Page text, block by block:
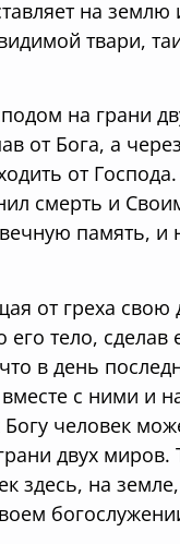
на землю
твари,
на грани
от Бога, а
от
смерть и
память, и
от греха свою
тело, сделав
в день
с ними и
человек
двух
здесь, на